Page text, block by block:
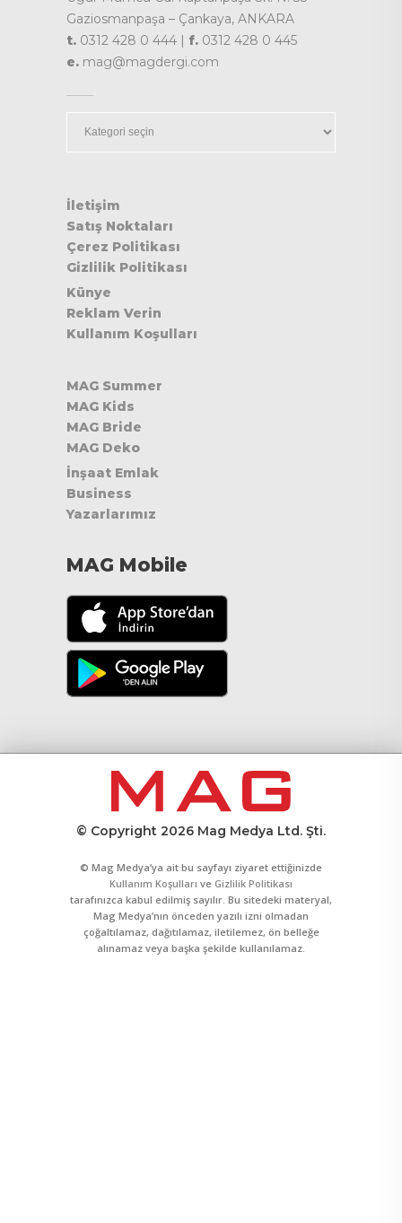
Gaziosmanpaşa – Çankaya, ANKARA
t. 0312 428 0 444 | f. 0312 428 0 445
e. mag@magdergi.com
İletişim
Satış Noktaları
Çerez Politikası
Gizlilik Politikası
Künye
Reklam Verin
Kullanım Koşulları
MAG Summer
MAG Kids
MAG Bride
MAG Deko
İnşaat Emlak
Business
Yazarlarımız
MAG Mobile
© Copyright 2026 Mag Medya Ltd. Şti.
© Mag Medya’ya ait bu sayfayı ziyaret ettiğinizde
Kullanım Koşulları ve Gizlilik Politikası
tarafınızca kabul edilmiş sayılır. Bu sitedeki materyal,
Mag Medya’nın önceden yazılı izni olmadan
çoğaltılamaz, dağıtılamaz, iletilemez, ön belleğe
alınamaz veya başka şekilde kullanılamaz.